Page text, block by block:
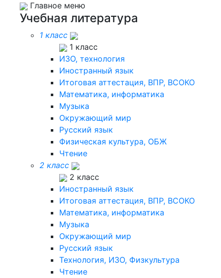
Главное меню
Учебная литература
1 класс
1 класс
ИЗО, технология
Иностранный язык
Итоговая аттестация, ВПР, ВСОКО
Математика, информатика
Музыка
Окружающий мир
Русский язык
Физическая культура, ОБЖ
Чтение
2 класс
2 класс
Иностранный язык
Итоговая аттестация, ВПР, ВСОКО
Математика, информатика
Музыка
Окружающий мир
Русский язык
Технология, ИЗО, Физкультура
Чтение